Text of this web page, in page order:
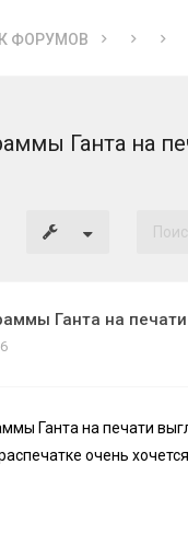
ФОРУМОВ
Ганта на
Ганта на печати
Ганта на печати
очень хочется.